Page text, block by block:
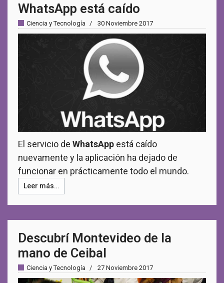
WhatsApp está caído
Ciencia y Tecnología 30 Noviembre 2017
El servicio de WhatsApp está caído
nuevamente y la aplicación ha dejado de
funcionar en prácticamente todo el mundo.
Leer más…
Descubrí Montevideo de la
mano de Ceibal
Ciencia y Tecnología 27 Noviembre 2017